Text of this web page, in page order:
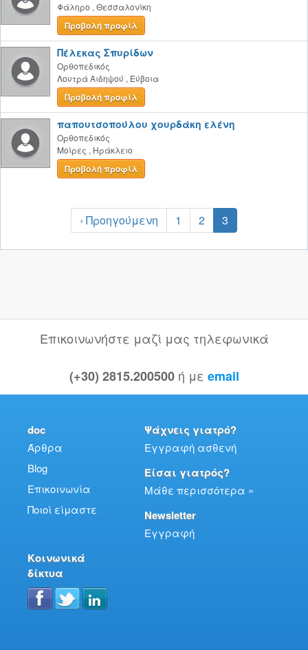
Φάληρο , Θεσσαλονίκη
Προβολή προφίλ
Πέλεκας Σπυρίδων
Ορθοπεδικός
Λουτρά Αιδηψού , Εύβοια
Προβολή προφίλ
παπουτσοπούλου χουρδάκη ελένη
Ορθοπεδικός
Μοίρες , Ηράκλειο
Προβολή προφίλ
‹ Προηγούμενη 1 2 3
Επικοινωνήστε μαζί μας τηλεφωνικά
(+30) 2815.200500 ή με email
doc
Άρθρα
Blog
Επικοινωνία
Ποιοί είμαστε
Ψάχνεις γιατρό?
Εγγραφή ασθενή
Είσαι γιατρός?
Μάθε περισσότερα »
Newsletter
Εγγραφή
Κοινωνικά
δίκτυα